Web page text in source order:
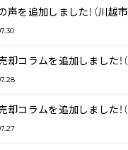
声を追加しました！（川越
却コラムを追加しました！
却コラムを追加しました！